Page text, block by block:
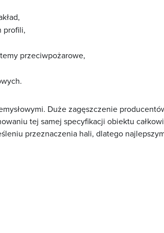
profili,
przeciwpożarowe,
Duże zagęszczenie
tej samej specyfikacji obiektu
przeznaczenia hali, dlatego